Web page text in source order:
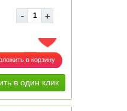
ДОБАВИТЬ В ИЗБРАННОЕ